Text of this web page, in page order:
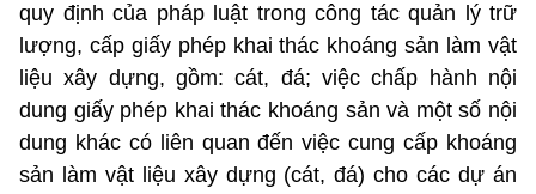
quy định của pháp luật trong công tác quản lý trữ
lượng, cấp giấy phép khai thác khoáng sản làm vật
liệu xây dựng, gồm: cát, đá; việc chấp hành nội
dung giấy phép khai thác khoáng sản và một số nội
dung khác có liên quan đến việc cung cấp khoáng
sản làm vật liệu xây dựng (cát, đá) cho các dự án